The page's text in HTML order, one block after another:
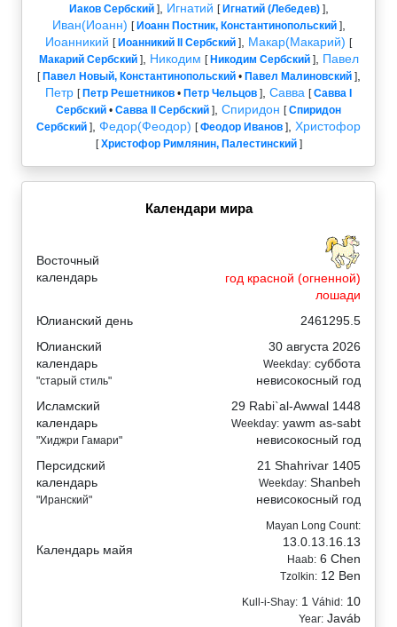
Иаков Сербский], Игнатий [ Игнатий (Лебедев)],
Иван(Иоанн) [ Иоанн Постник, Константинопольский],
Иоанникий [ Иоанникий II Сербский ] Макар(Макарий) [
Макарий Сербский], Никодим [ Никодим Сербский], Павел
[ Павел Новый, Константинопольский• Павел Малиновский],
Петр [ Петр Решетников • Петр Чельцов ] Савва [Савва I
Сербский • Савва II Сербский ] Спиридон [Спиридон
Сербский ] Федор(Феодор) [Феодор Иванов ] Христофор
[Христофор Римлянин, Палестинский]
Календари мира
Восточный
календарь
год красной (огненной)
лошади
Юлианский день
2461295.5
Юлианский
календарь
"старый стиль"
30 августа 2026
Weekday: суббота
невисокосный год
Исламский
календарь
"Хиджри Гамари"
29 Rabi`al-Awwal 1448
Weekday: yawm as-sabt
невисокосный год
Персидский
календарь
"Иранский"
21 Shahrivar 1405
Weekday: Shanbeh
невисокосный год
Календарь майя
Mayan Long Count:
13.0.13.16.13
Haab: 6 Chen
Tzolkin: 12 Ben
Kull-i-Shay: 1 Váhid: 10
Year: Javáb